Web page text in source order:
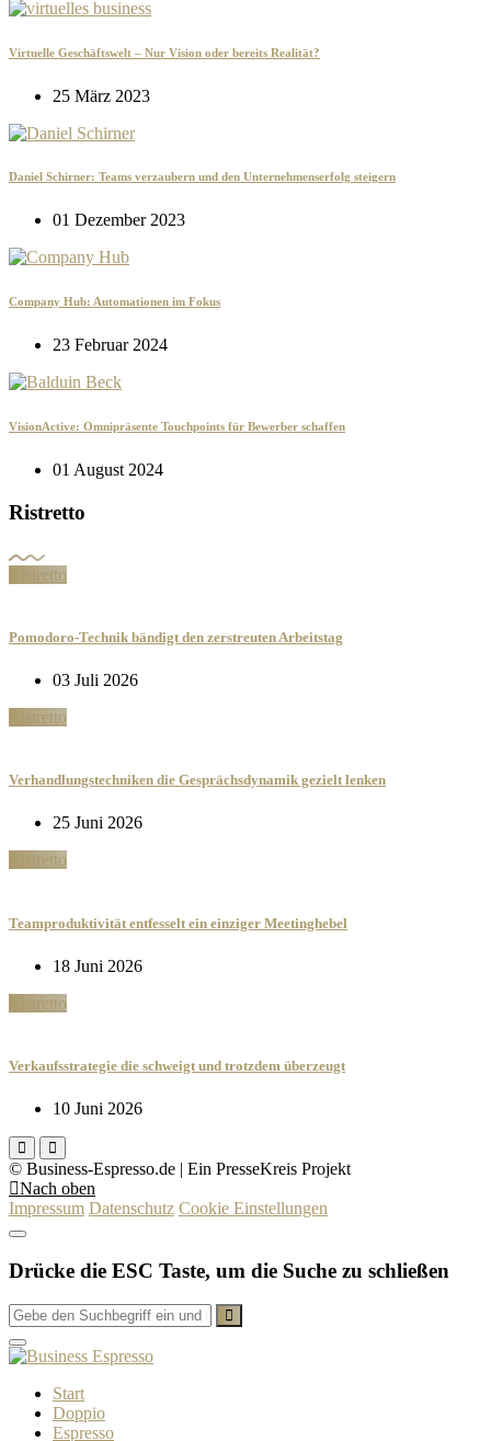
Virtuelle Geschäftswelt – Nur Vision oder bereits Realität?
25 März 2023
Daniel Schirner: Teams verzaubern und den Unternehmenserfolg steigern
01 Dezember 2023
Company Hub: Automationen im Fokus
23 Februar 2024
VisionActive: Omnipräsente Touchpoints für Bewerber schaffen
01 August 2024
Ristretto
Ristretto
Pomodoro-Technik bändigt den zerstreuten Arbeitstag
03 Juli 2026
Ristretto
Verhandlungstechniken die Gesprächsdynamik gezielt lenken
25 Juni 2026
Ristretto
Teamproduktivität entfesselt ein einziger Meetinghebel
18 Juni 2026
Ristretto
Verkaufsstrategie die schweigt und trotzdem überzeugt
10 Juni 2026
© Business-Espresso.de | Ein PresseKreis Projekt
Nach oben
Impressum Datenschutz Cookie Einstellungen
Drücke die ESC Taste, um die Suche zu schließen
Start
Doppio
Espresso